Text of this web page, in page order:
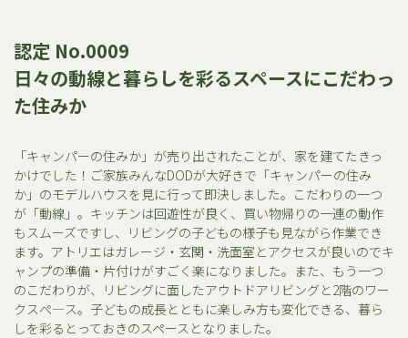
認定 No.0009
日々の動線と暮らしを彩るスペースにこだわっ
た住みか
「キャンパーの住みか」が売り出されたことが、家を建てたきっ
かけでした！ご家族みんなDODが大好きで「キャンパーの住み
か」のモデルハウスを見に行って即決しました。こだわりの一つ
が「動線」。キッチンは回遊性が良く、買い物帰りの一連の動作
もスムーズですし、リビングの子どもの様子も見ながら作業でき
ます。アトリエはガレージ・玄関・洗面室とアクセスが良いのでキ
ャンプの準備・片付けがすごく楽になりました。また、もう一つ
のこだわりが、リビングに面したアウトドアリビングと2階のワー
クスぺ―ス。子どもの成長とともに楽しみ方も変化できる、暮ら
しを彩るとっておきのスペースとなりました。